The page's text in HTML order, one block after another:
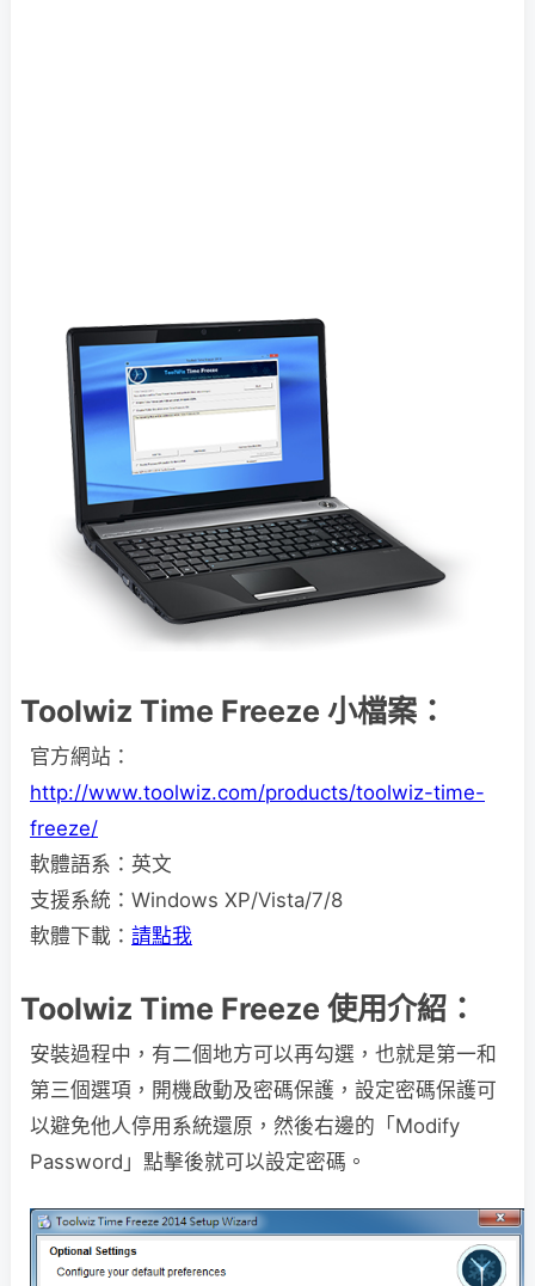
Toolwiz Time Freeze 小檔案：
官方網站：
http://www.toolwiz.com/products/toolwiz-time-
freeze/
軟體語系：英文
支援系統：Windows XP/Vista/7/8
軟體下載： 請點我
Toolwiz Time Freeze 使用介紹：
安裝過程中，有二個地方可以再勾選，也就是第一和
第三個選項，開機啟動及密碼保護，設定密碼保護可
以避免他人停用系統還原，然後右邊的「Modify
Password」點擊後就可以設定密碼。